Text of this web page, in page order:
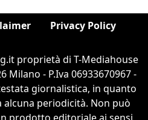
Privacy Policy
proprietà di T-Mediahouse
Milano - P.Iva 06933670967 -
giornalistica, in quanto
periodicità. Non può